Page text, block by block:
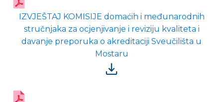
IZVJEŠTAJ KOMISIJE domaćih i međunarodnih
stručnjaka za ocjenjivanje i reviziju kvaliteta i
davanje preporuka o akreditaciji Sveučilišta u
Mostaru